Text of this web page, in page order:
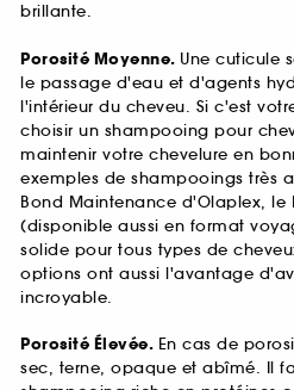
brillante.
Porosité Moyenne. Une cuticule
le passage d'eau et d'agents
l'intérieur du cheveu. Si c'est
choisir un shampooing pour
maintenir votre chevelure en
exemples de shampooings très
Bond Maintenance d'Olaplex, le
(disponible aussi en format
solide pour tous types de
options ont aussi l'avantage
incroyable.
Porosité Élevée. En cas de
sec, terne, opaque et abîmé. Il